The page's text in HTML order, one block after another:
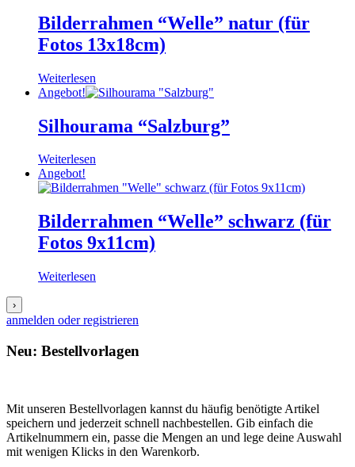
Bilderrahmen “Welle” natur (für
Fotos 13x18cm)
Weiterlesen
Angebot!
Silhourama “Salzburg”
Weiterlesen
Angebot!
Bilderrahmen “Welle” schwarz (für
Fotos 9x11cm)
Weiterlesen
›
anmelden oder registrieren
Neu: Bestellvorlagen
Mit unseren Bestellvorlagen kannst du häufig benötigte Artikel
speichern und jederzeit schnell nachbestellen. Gib einfach die
Artikelnummern ein, passe die Mengen an und lege deine Auswahl
mit wenigen Klicks in den Warenkorb.